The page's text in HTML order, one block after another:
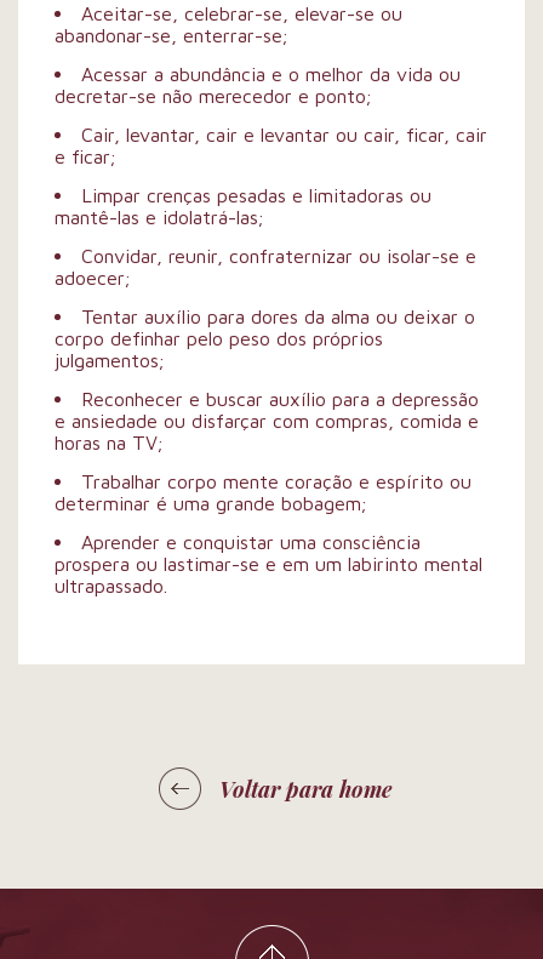
Aceitar-se, celebrar-se, elevar-se ou
abandonar-se, enterrar-se;
Acessar a abundância e o melhor da vida ou
decretar-se não merecedor e ponto;
Cair, levantar, cair e levantar ou cair, ficar, cair
e ficar;
Limpar crenças pesadas e limitadoras ou
mantê-las e idolatrá-las;
Convidar, reunir, confraternizar ou isolar-se e
adoecer;
Tentar auxílio para dores da alma ou deixar o
corpo definhar pelo peso dos próprios
julgamentos;
Reconhecer e buscar auxílio para a depressão
e ansiedade ou disfarçar com compras, comida e
horas na TV;
Trabalhar corpo mente coração e espírito ou
determinar é uma grande bobagem;
Aprender e conquistar uma consciência
prospera ou lastimar-se e em um labirinto mental
ultrapassado.
Voltar para home